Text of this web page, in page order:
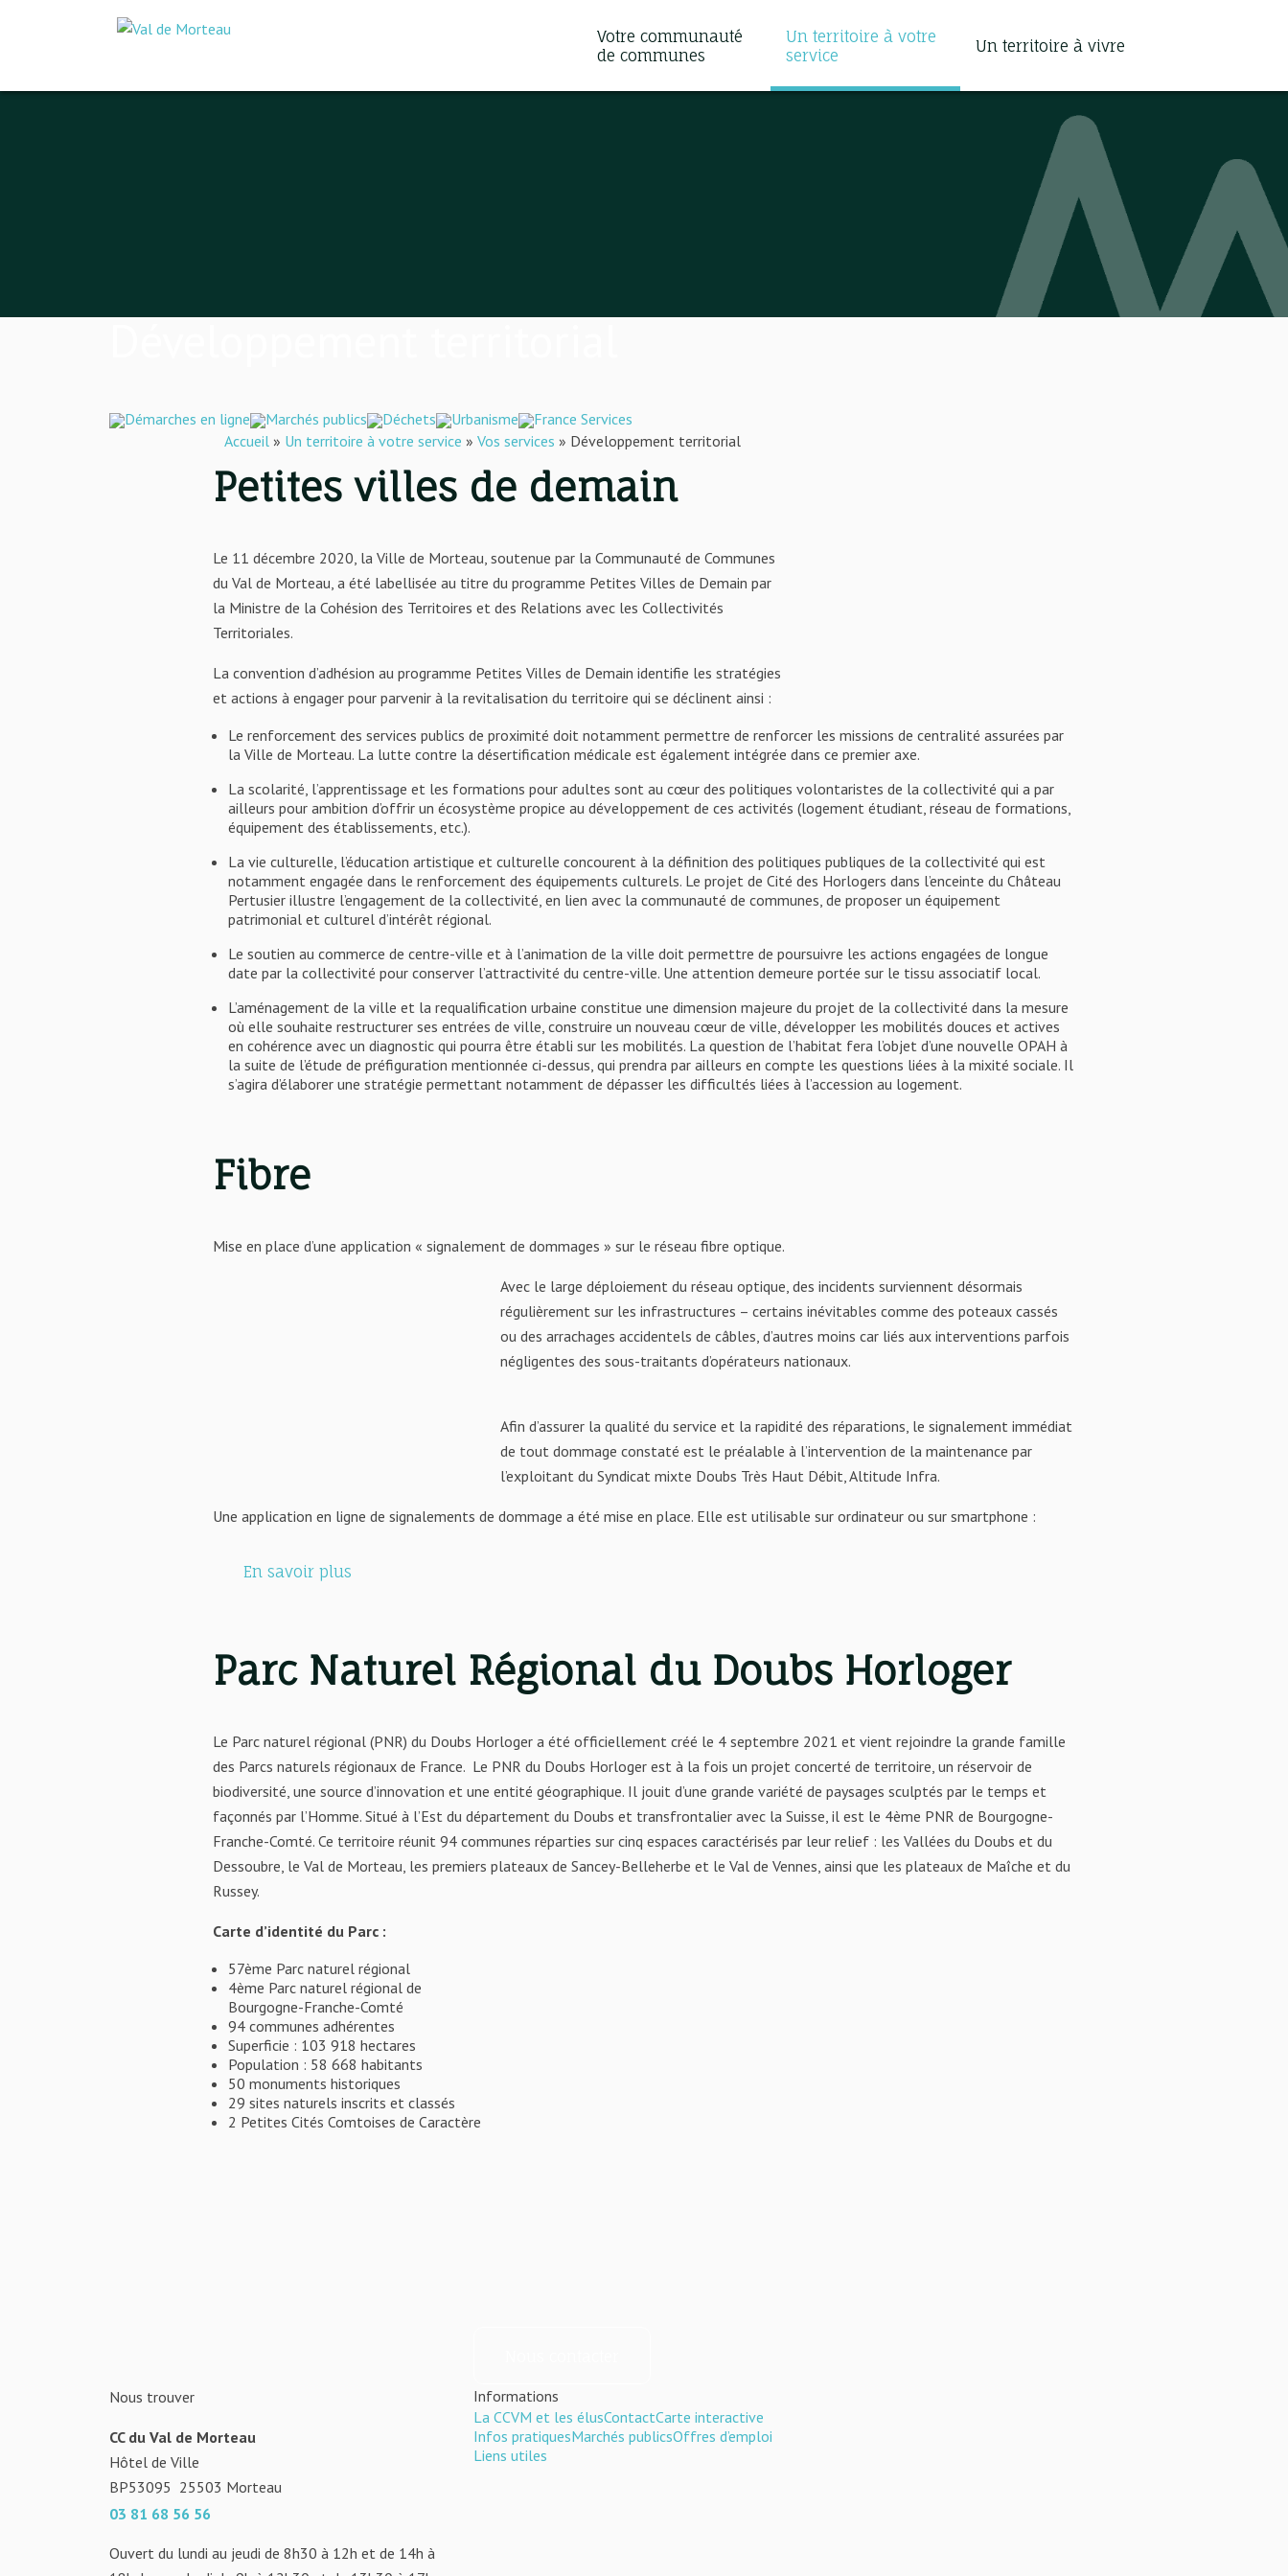
Votre communauté
de communes
Un territoire à votre
service
Un territoire à vivre
Démarches en ligne Marchés publics Déchets Urbanisme
France Services
Accueil » Un territoire à votre service » Vos services » Développement territorial
Petites villes de demain
Le 11 décembre 2020, la Ville de Morteau, soutenue par la Communauté de Communes
du Val de Morteau, a été labellisée au titre du programme Petites Villes de Demain par
la Ministre de la Cohésion des Territoires et des Relations avec les Collectivités
Territoriales.
La convention d’adhésion au programme Petites Villes de Demain identifie les stratégies
et actions à engager pour parvenir à la revitalisation du territoire qui se déclinent ainsi :
Le renforcement des services publics de proximité doit notamment permettre de renforcer les missions de centralité assurées par
la Ville de Morteau. La lutte contre la désertification médicale est également intégrée dans ce premier axe.
La scolarité, l’apprentissage et les formations pour adultes sont au cœur des politiques volontaristes de la collectivité qui a par
ailleurs pour ambition d’offrir un écosystème propice au développement de ces activités (logement étudiant, réseau de formations,
équipement des établissements, etc.).
La vie culturelle, l’éducation artistique et culturelle concourent à la définition des politiques publiques de la collectivité qui est
notamment engagée dans le renforcement des équipements culturels. Le projet de Cité des Horlogers dans l’enceinte du Château
Pertusier illustre l’engagement de la collectivité, en lien avec la communauté de communes, de proposer un équipement
patrimonial et culturel d’intérêt régional.
Le soutien au commerce de centre-ville et à l’animation de la ville doit permettre de poursuivre les actions engagées de longue
date par la collectivité pour conserver l’attractivité du centre-ville. Une attention demeure portée sur le tissu associatif local.
L’aménagement de la ville et la requalification urbaine constitue une dimension majeure du projet de la collectivité dans la mesure
où elle souhaite restructurer ses entrées de ville, construire un nouveau cœur de ville, développer les mobilités douces et actives
en cohérence avec un diagnostic qui pourra être établi sur les mobilités. La question de l’habitat fera l’objet d’une nouvelle OPAH à
la suite de l’étude de préfiguration mentionnée ci-dessus, qui prendra par ailleurs en compte les questions liées à la mixité sociale. Il
s’agira d’élaborer une stratégie permettant notamment de dépasser les difficultés liées à l’accession au logement.
Fibre
Mise en place d’une application « signalement de dommages » sur le réseau fibre optique.
Avec le large déploiement du réseau optique, des incidents surviennent désormais
régulièrement sur les infrastructures – certains inévitables comme des poteaux cassés
ou des arrachages accidentels de câbles, d’autres moins car liés aux interventions parfois
négligentes des sous-traitants d’opérateurs nationaux.
Afin d’assurer la qualité du service et la rapidité des réparations, le signalement immédiat
de tout dommage constaté est le préalable à l’intervention de la maintenance par
l’exploitant du Syndicat mixte Doubs Très Haut Débit, Altitude Infra.
Une application en ligne de signalements de dommage a été mise en place. Elle est utilisable sur ordinateur ou sur smartphone :
En savoir plus
Parc Naturel Régional du Doubs Horloger
Le Parc naturel régional (PNR) du Doubs Horloger a été officiellement créé le 4 septembre 2021 et vient rejoindre la grande famille
des Parcs naturels régionaux de France. Le PNR du Doubs Horloger est à la fois un projet concerté de territoire, un réservoir de
biodiversité, une source d’innovation et une entité géographique. Il jouit d’une grande variété de paysages sculptés par le temps et
façonnés par l’Homme. Situé à l’Est du département du Doubs et transfrontalier avec la Suisse, il est le 4ème PNR de Bourgogne-
Franche-Comté. Ce territoire réunit 94 communes réparties sur cinq espaces caractérisés par leur relief : les Vallées du Doubs et du
Dessoubre, le Val de Morteau, les premiers plateaux de Sancey-Belleherbe et le Val de Vennes, ainsi que les plateaux de Maîche et du
Russey.
Carte d’identité du Parc :
57ème Parc naturel régional
4ème Parc naturel régional de
Bourgogne-Franche-Comté
94 communes adhérentes
Superficie : 103 918 hectares
Population : 58 668 habitants
50 monuments historiques
29 sites naturels inscrits et classés
2 Petites Cités Comtoises de Caractère
Nous trouver
CC du Val de Morteau
Hôtel de Ville
BP53095 25503 Morteau
03 81 68 56 56
Ouvert du lundi au jeudi de 8h30 à 12h et de 14h à
Informations
La CCVM et les élusContactCarte interactive
Infos pratiquesMarchés publicsOffres d’emploi
Liens utiles